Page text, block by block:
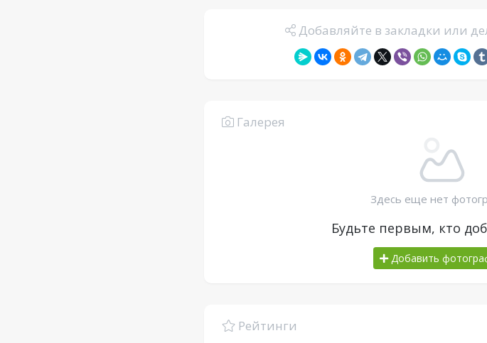
Добавляйте в закладки или
Галерея
Здесь еще нет
Будьте первым, кто
Добавить
Рейтинги